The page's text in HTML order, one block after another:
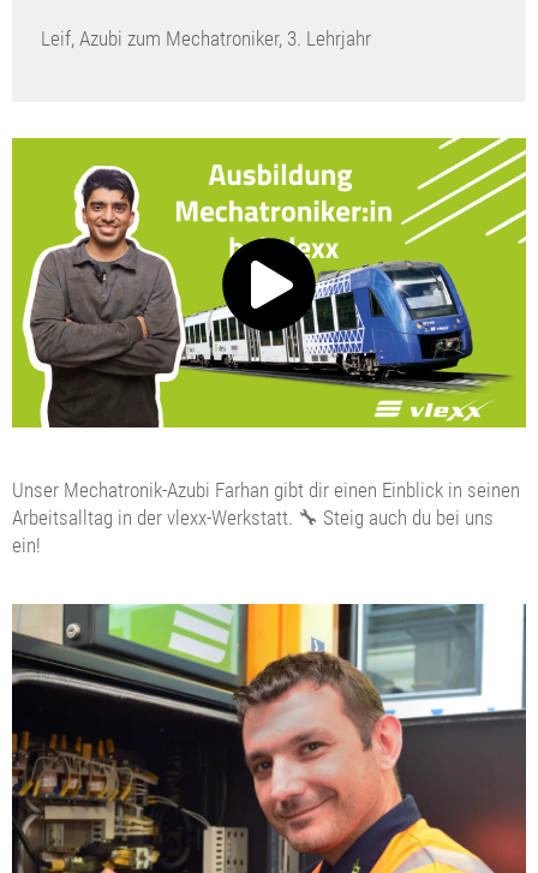
Leif, Azubi zum Mechatroniker, 3. Lehrjahr
Unser Mechatronik-Azubi Farhan gibt dir einen Einblick in seinen
Arbeitsalltag in der vlexx-Werkstatt. 🔧 Steig auch du bei uns
ein!